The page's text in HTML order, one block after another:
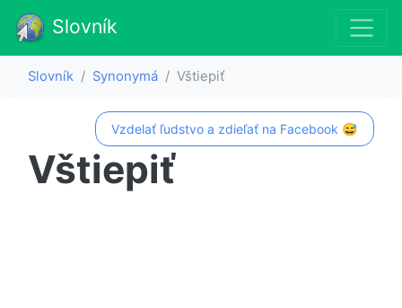
Slovník
Slovník Synonymá Vštiepiť
Vzdelať ľudstvo a zdieľať na Facebook 😅
Vštiepiť